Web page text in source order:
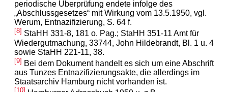
periodische Überprüfung endete infolge des
„Abschlussgesetzes“ mit Wirkung vom 13.5.1950, vgl.
Werum, Entnazifizierung, S. 64 f.
[8] StaHH 331-8, 181 o. Pag.; StaHH 351-11 Amt für
Wiedergutmachung, 33744, John Hildebrandt, Bl. 1 u. 4
sowie StaHH 221-11, 38.
[9] Bei dem Dokument handelt es sich um eine Abschrift
aus Tunzes Entnazifizierungsakte, die allerdings im
Staatsarchiv Hamburg nicht vorhanden ist.
[10]